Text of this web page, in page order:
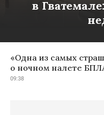
в
«Одна из самых
о ночном налете
09:38